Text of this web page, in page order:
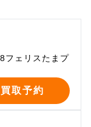
フェリスたまプ
買取予約